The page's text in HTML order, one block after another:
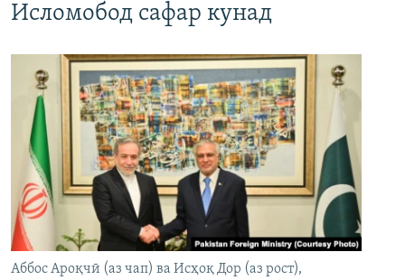
Исломобод сафар кунад
Аббос Ароқчӣ (аз чап) ва Исҳоқ Дор (аз рост),